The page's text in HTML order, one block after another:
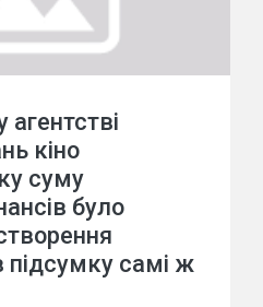
кіно
суму
було
підсумку самі ж